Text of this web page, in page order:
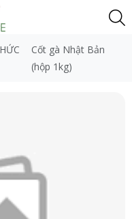
Cốt gà Nhật Bản
(hộp 1kg)